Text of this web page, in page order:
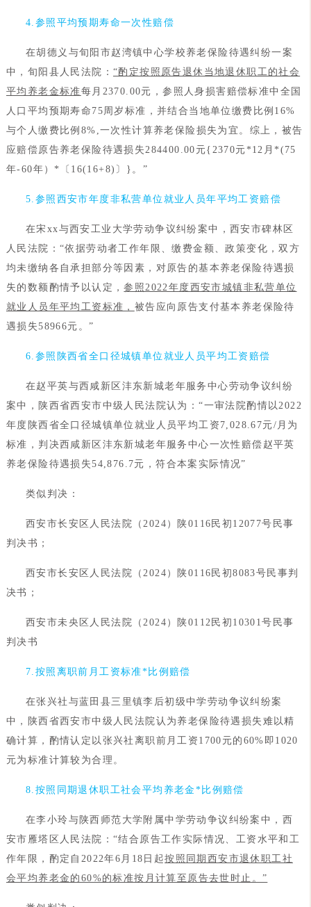
4.参照平均预期寿命一次性赔偿
在胡德义与旬阳市赵湾镇中心学校养老保险待遇纠纷一案
中，旬阳县人民法院： “酌定按照原告退休当地退休职工的社会
平均养老金标准每月2370.00元，参照人身损害赔偿标准中全国
人口平均预期寿命75周岁标准，并结合当地单位缴费比例16%
与个人缴费比例8%,一次性计算养老保险损失为宜。综上，被告
应赔偿原告养老保险待遇损失284400.00元{2370元*12月*(75
年-60年）*〔16(16+8)〕}。”
5.参照西安市年度非私营单位就业人员年平均工资赔偿
在宋xx与西安工业大学劳动争议纠纷案中，西安市碑林区
人民法院：“依据劳动者工作年限、缴费金额、政策变化，双方
均未缴纳各自承担部分等因素，对原告的基本养老保险待遇损
失的数额酌情予以认定，参照2022年度西安市城镇非私营单位
就业人员年平均工资标准， 被告应向原告支付基本养老保险待
遇损失58966元。”
6.参照陕西省全口径城镇单位就业人员平均工资赔偿
在赵平英与西咸新区沣东新城老年服务中心劳动争议纠纷
案中，陕西省西安市中级人民法院认为：“一审法院酌情以2022
年度陕西省全口径城镇单位就业人员平均工资7,028.67元/月为
标准，判决西咸新区沣东新城老年服务中心一次性赔偿赵平英
养老保险待遇损失54,876.7元，符合本案实际情况”
类似判决：
西安市长安区人民法院（2024）陕0116民初12077号民事
判决书；
西安市长安区人民法院（2024）陕0116民初8083号民事判
决书；
西安市未央区人民法院（2024）陕0112民初10301号民事
判决书
7.按照离职前月工资标准*比例赔偿
在张兴社与蓝田县三里镇李后初级中学劳动争议纠纷案
中，陕西省西安市中级人民法院认为养老保险待遇损失难以精
确计算，酌情认定以张兴社离职前月工资1700元的60%即1020
元为标准计算较为合理。
8.按照同期退休职工社会平均养老金*比例赔偿
在李小玲与陕西师范大学附属中学劳动争议纠纷案中，西
安市雁塔区人民法院：“结合原告工作实际情况、工资水平和工
作年限，酌定自2022年6月18日起按照同期西安市退休职工社
会平均养老金的60%的标准按月计算至原告去世时止。”